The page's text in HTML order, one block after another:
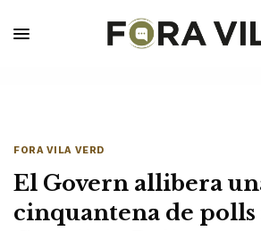
FORA VILA VERD
El Govern allibera
cinquantena de polls